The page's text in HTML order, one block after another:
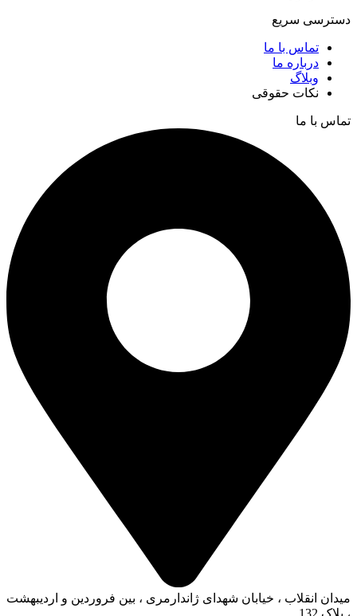
دسترسی سریع
تماس با ما
درباره ما
وبلاگ
نکات حقوقی
تماس با ما
میدان انقلاب ، خیابان شهدای ژاندارمری ، بین فروردین و اردیبهشت